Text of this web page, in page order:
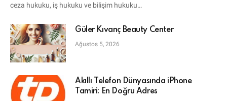
ceza hukuku, iş hukuku ve bilişim hukuku…
Güler Kıvanç Beauty Center
Ağustos 5, 2026
Akıllı Telefon Dünyasında iPhone
Tamiri: En Doğru Adres